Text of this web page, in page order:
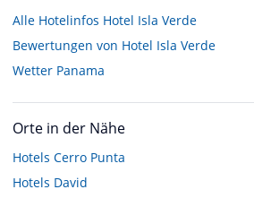
Alle Hotelinfos Hotel Isla Verde
Bewertungen von Hotel Isla Verde
Wetter Panama
Orte in der Nähe
Hotels Cerro Punta
Hotels David